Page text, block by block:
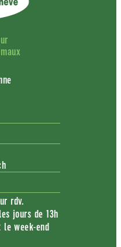
rdv.
jours de 13h
week-end